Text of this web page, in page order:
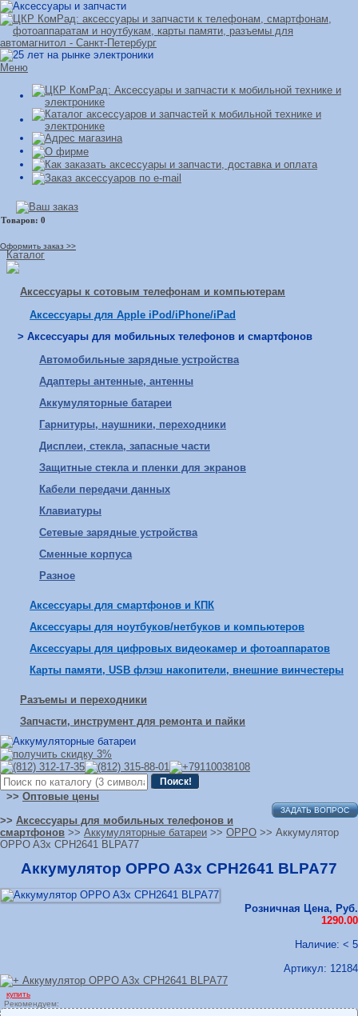
Меню
Оформить заказ >>
Каталог
Аксессуары к сотовым телефонам и компьютерам
Аксессуары для Apple iPod/iPhone/iPad
> Аксессуары для мобильных телефонов и смартфонов
Автомобильные зарядные устройства
Адаптеры антенные, антенны
Аккумуляторные батареи
Гарнитуры, наушники, переходники
Дисплеи, стекла, запасные части
Защитные стекла и пленки для экранов
Кабели передачи данных
Клавиатуры
Сетевые зарядные устройства
Сменные корпуса
Разное
Аксессуары для смартфонов и КПК
Аксессуары для ноутбуков/нетбуков и компьютеров
Аксессуары для цифровых видеокамер и фотоаппаратов
Карты памяти, USB флэш накопители, внешние винчестеры
Разъемы и переходники
Запчасти, инструмент для ремонта и пайки
>> Оптовые цены
ЗАДАТЬ ВОПРОС
>> Аксессуары для мобильных телефонов и
смартфонов >> Аккумуляторные батареи >> OPPO >> Аккумулятор
OPPO A3x CPH2641 BLPA77
Аккумулятор OPPO A3x CPH2641 BLPA77
Розничная Цена, Руб.
1290.00
Наличие: < 5
Артикул: 12184
купить
Рекомендуем: